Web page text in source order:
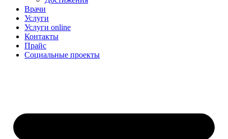
Врачи
Услуги
Услуги online
Контакты
Прайс
Социальные проекты